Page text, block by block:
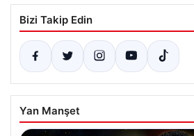
Bizi Takip Edin
Yan Manşet